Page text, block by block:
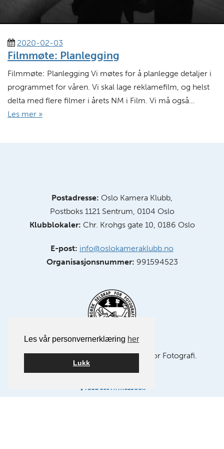
Les vår personvernerklæring her
Lukk
2020-02-03
Filmmøte: Planlegging
Filmmøte: Planlegging Vi møtes for å planlegge detaljer i
programmet for våren. Vi skal lage reklamefilm, og helst
delta med flere filmer i årets NM i Film. Vi må også…
Les mer »
Postadresse: Oslo Kamera Klubb,
Postboks 1121 Sentrum, 0104 Oslo
Klubblokaler: Chr. Krohgs gate 10, 0186 Oslo
E-post: info@oslokameraklubb.no
Organisasjonsnummer: 991594523
Medlem av NSFF – Norsk Selskap for Fotografi.
FØLG OSS PÅ FACEBOOK